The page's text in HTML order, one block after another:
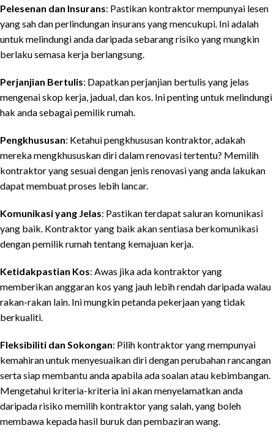
Pelesenan dan Insurans: Pastikan kontraktor mempunyai lesen
yang sah dan perlindungan insurans yang mencukupi. Ini adalah
untuk melindungi anda daripada sebarang risiko yang mungkin
berlaku semasa kerja berlangsung.
Perjanjian Bertulis: Dapatkan perjanjian bertulis yang jelas
mengenai skop kerja, jadual, dan kos. Ini penting untuk melindungi
hak anda sebagai pemilik rumah.
Pengkhususan: Ketahui pengkhususan kontraktor, adakah
mereka mengkhususkan diri dalam renovasi tertentu? Memilih
kontraktor yang sesuai dengan jenis renovasi yang anda lakukan
dapat membuat proses lebih lancar.
Komunikasi yang Jelas: Pastikan terdapat saluran komunikasi
yang baik. Kontraktor yang baik akan sentiasa berkomunikasi
dengan pemilik rumah tentang kemajuan kerja.
Ketidakpastian Kos: Awas jika ada kontraktor yang
memberikan anggaran kos yang jauh lebih rendah daripada walau
rakan-rakan lain. Ini mungkin petanda pekerjaan yang tidak
berkualiti.
Fleksibiliti dan Sokongan: Pilih kontraktor yang mempunyai
kemahiran untuk menyesuaikan diri dengan perubahan rancangan
serta siap membantu anda apabila ada soalan atau kebimbangan.
Mengetahui kriteria-kriteria ini akan menyelamatkan anda
daripada risiko memilih kontraktor yang salah, yang boleh
membawa kepada hasil buruk dan pembaziran wang.